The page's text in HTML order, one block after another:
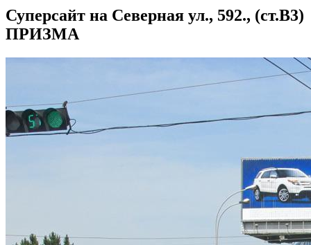
Суперсайт на Северная ул., 592., (ст.B3)
ПРИЗМА